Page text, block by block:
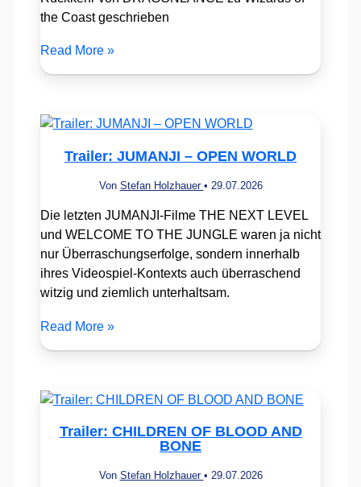
the Coast geschrieben
Read More »
Trailer: JUMANJI – OPEN WORLD
Von Stefan Holzhauer • 29.07.2026
Die letzten JUMANJI-Filme THE NEXT LEVEL
und WELCOME TO THE JUNGLE waren ja nicht
nur Überraschungserfolge, sondern innerhalb
ihres Videospiel-Kontexts auch überraschend
witzig und ziemlich unterhaltsam.
Read More »
Trailer: CHILDREN OF BLOOD AND
BONE
Von Stefan Holzhauer • 29.07.2026